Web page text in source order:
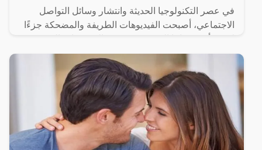
في عصر التكنولوجيا الحديثة وانتشار وسائل التواصل
الاجتماعي، أصبحت الفيديوهات الطريفة والمضحكة جزءًا
انتشرت